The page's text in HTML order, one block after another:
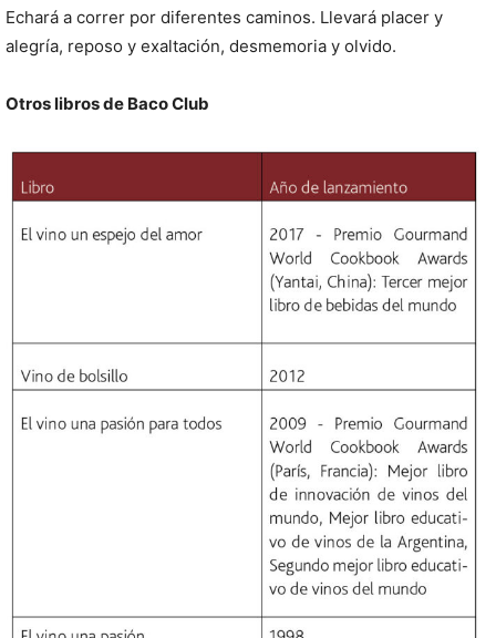
Echará a correr por diferentes caminos. Llevará placer y
alegría, reposo y exaltación, desmemoria y olvido.
Otros libros de Baco Club